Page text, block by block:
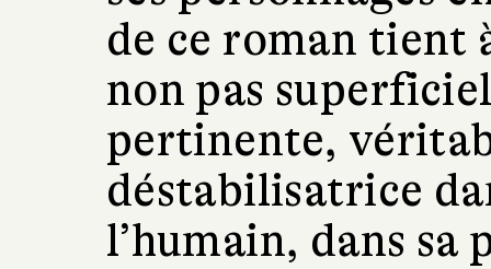
de ce roman tient
non pas
pertinente,
déstabilisatrice
l’humain, dans sa